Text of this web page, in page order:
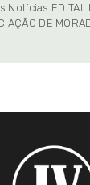
EDITAL
DE